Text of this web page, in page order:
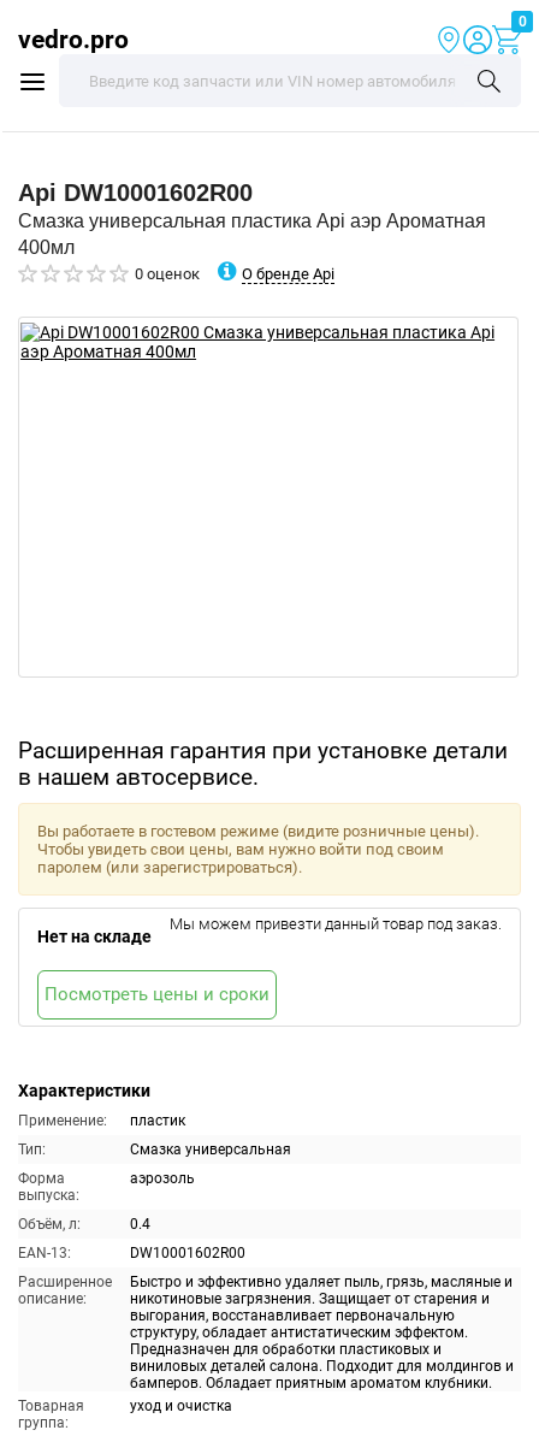
vedro.pro
0
Api DW10001602R00
Смазка универсальная пластика Api аэр Ароматная
400мл
0 оценок О бренде Api
Расширенная гарантия при установке детали
в нашем автосервисе.
Характеристики
Применение:
пластик
Тип:
Смазка универсальная
Форма
выпуска:
аэрозоль
Объём, л:
0.4
EAN-13:
DW10001602R00
Расширенное
описание:
Быстро и эффективно удаляет пыль, грязь, масляные и
никотиновые загрязнения. Защищает от старения и
выгорания, восстанавливает первоначальную
структуру, обладает антистатическим эффектом.
Предназначен для обработки пластиковых и
виниловых деталей салона. Подходит для молдингов и
бамперов. Обладает приятным ароматом клубники.
Товарная
группа:
уход и очистка
Вы работаете в гостевом режиме (видите розничные цены).
Чтобы увидеть свои цены, вам нужно войти под своим
паролем (или зарегистрироваться).
Нет на складе
Мы можем привезти данный товар под заказ.
Посмотреть цены и сроки